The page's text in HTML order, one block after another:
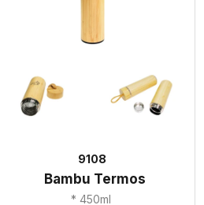
9108
Bambu Termos
* 450ml